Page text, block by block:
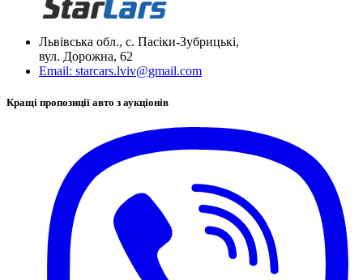
Львівська обл., с. Пасіки-Зубрицькі,
вул. Дорожна, 62
Email: starcars.lviv@gmail.com
Кращі пропозиції авто з аукціонів